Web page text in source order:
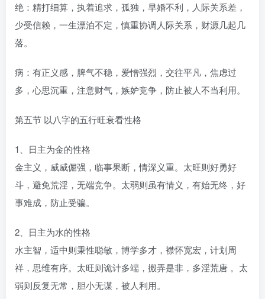
绝：精打细算，执着追求，孤独，早婚不利，人际关系差，
少受信赖，一生漂泊不定，慎重协调人际关系，财源几起几
落。
病：有正义感，脾气不稳，爱憎强烈，交往平凡，焦虑过
多，心思沉重，注意财气，嫉妒竞争，防止被人不当利用。
第五节 以八字的五行旺衰看性格
1、日主为金的性格
金主义，威威倔强，临事果断，情深义重。太旺则好勇好
斗，避免荒淫，无端竞争。太弱则虽有情义，有始无终，好
事难成，防止受骗。
2、日主为水的性格
水主智，适中则秉性聪敏，博学多才，襟怀宽宏，计划周
祥，思维有序。太旺则诡计多端，搬弄是非，多淫荒唐 。太
弱则反复无常，胆小无谋，被人利用。